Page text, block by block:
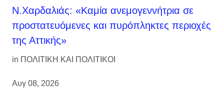
Ν.Χαρδαλιάς: «Καμία ανεμογεννήτρια σε
προστατευόμενες και πυρόπληκτες περιοχές
της Αττικής»
in ΠΟΛΙΤΙΚΗ ΚΑΙ ΠΟΛΙΤΙΚΟΙ
Αυγ 08, 2026